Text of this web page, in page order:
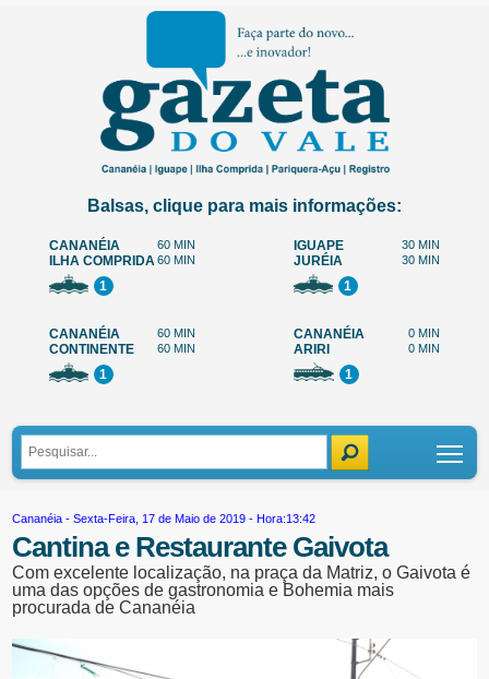
Balsas, clique para mais informações:
CANANÉIA 60 MIN
ILHA COMPRIDA60 MIN
1
IGUAPE 30 MIN
JURÉIA 30 MIN
1
CANANÉIA 60 MIN
CONTINENTE 60 MIN
1
CANANÉIA 0 MIN
ARIRI 0 MIN
1
Cananéia - Sexta-Feira, 17 de Maio de 2019 - Hora:13:42
Cantina e Restaurante Gaivota
Com excelente localização, na praça da Matriz, o Gaivota é
uma das opções de gastronomia e Bohemia mais
procurada de Cananéia